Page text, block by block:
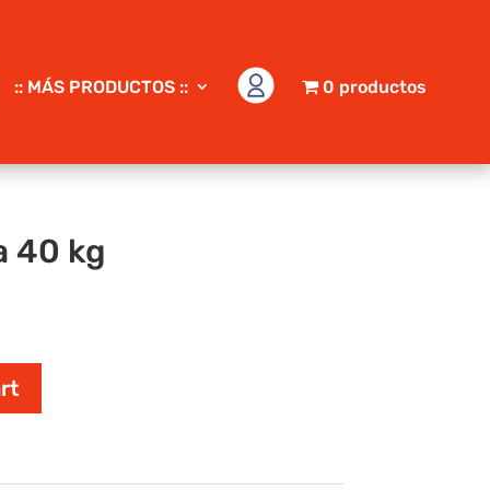
:: MÁS PRODUCTOS :: 0 productos
40 kg